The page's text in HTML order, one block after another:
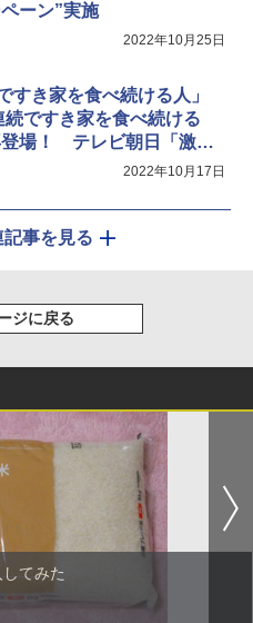
ーン”実施
2022年10月25日
すき家を食べ続ける人」
ですき家を食べ続ける
登場！ テレビ朝日「激レ
2022年10月17日
記事を見る
ジに戻る
てみた